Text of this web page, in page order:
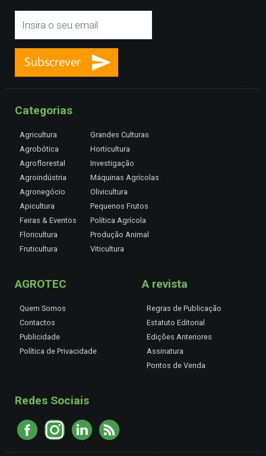
Categorias
Agricultura
Agrobótica
Agroflorestal
Agroindústria
Agronegócio
Apicultura
Feiras & Eventos
Floricultura
Fruticultura
Grandes Culturas
Horticultura
Investigação
Máquinas Agrícolas
Olivicultura
Pequenos Frutos
Política Agrícola
Produção Animal
Viticultura
AGROTEC
Quem Somos
Contactos
Publicidade
Política de Privacidade
A revista
Regras de Publicação
Estatuto Editorial
Edições Anteriores
Assinatura
Pontos de Venda
Redes Sociais